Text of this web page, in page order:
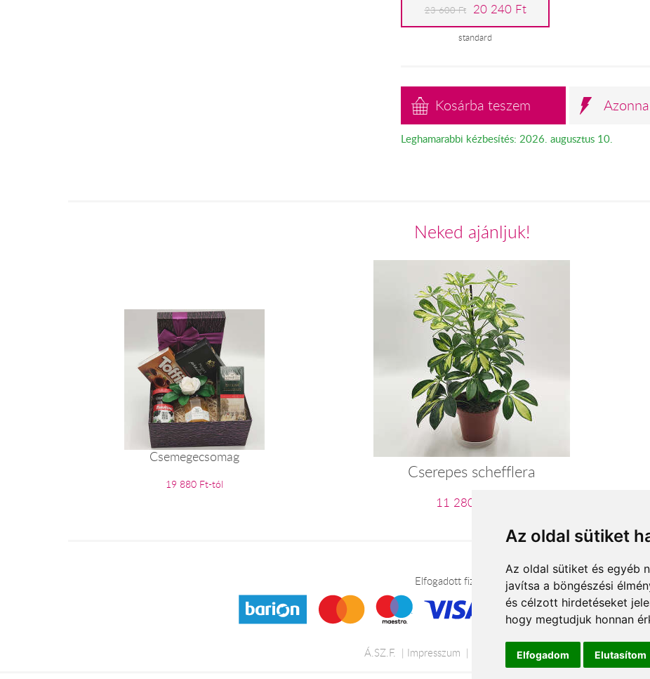
Az oldal sütiket
Az oldal sütiket és egyéb
javítsa a böngészési
és célzott hirdetéseket
hogy megtudjuk honnan
Elfogadom Elutasítom
23 600 Ft 20 240 Ft
standard
Kosárba teszem
Leghamarabbi kézbesítés: 2026. augusztus 10.
Neked ajánljuk!
Csemegecsomag
19 880 Ft-tól
Cserepes schefflera
11 280 Ft-tól
Elfogadott fizetési módok
Á.SZ.F. Impresszum Adatkezelési tájékoztató